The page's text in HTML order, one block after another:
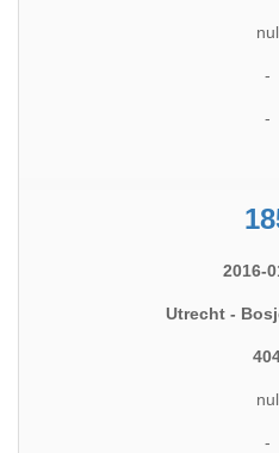
nul
-
-
2016-
Utrecht -
nul
-